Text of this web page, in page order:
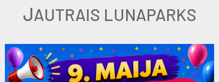
JAUTRAIS LUNAPARKS